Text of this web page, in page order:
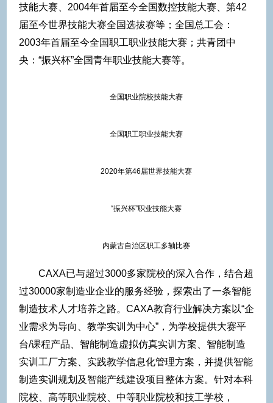
技能大赛、2004年首届至今全国数控技能大赛、第42
届至今世界技能大赛全国选拔赛等；全国总工会：
2003年首届至今全国职工职业技能大赛；共青团中
央：“振兴杯”全国青年职业技能大赛等。
全国职业院校技能大赛
全国职工职业技能大赛
2020年第46届世界技能大赛
“振兴杯”职业技能大赛
内蒙古自治区职工多轴比赛
CAXA已与超过3000多家院校的深入合作，结合超
过30000家制造业企业的服务经验，探索出了一条智能
制造技术人才培养之路。CAXA教育行业解决方案以“企
业需求为导向、教学实训为中心”，为学校提供大赛平
台/课程产品、智能制造虚拟仿真实训方案、智能制造
实训工厂方案、实践教学信息化管理方案，并提供智能
制造实训规划及智能产线建设项目整体方案。针对本科
院校、高等职业院校、中等职业院校和技工学校，